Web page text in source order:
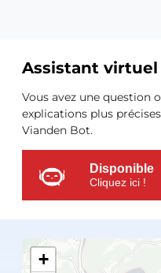
Assistant virtuel
Vous avez une question
explications plus
Vianden Bot.
Disponible
Cliquez ici !
+